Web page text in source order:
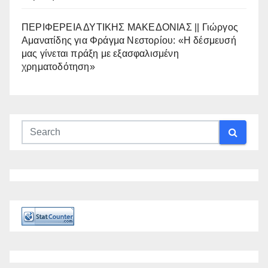
ΠΕΡΙΦΕΡΕΙΑ ΔΥΤΙΚΗΣ ΜΑΚΕΔΟΝΙΑΣ || Γιώργος
Αμανατίδης για Φράγμα Νεστορίου: «Η δέσμευσή
μας γίνεται πράξη με εξασφαλισμένη
χρηματοδότηση»